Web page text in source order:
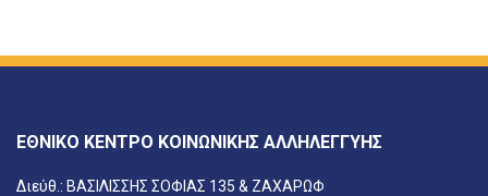
ΕΘΝΙΚΟ ΚΕΝΤΡΟ ΚΟΙΝΩΝΙΚΗΣ ΑΛΛΗΛΕΓΓΥΗΣ
Διεύθ.: ΒΑΣΙΛΙΣΣΗΣ ΣΟΦΙΑΣ 135 & ΖΑΧΑΡΩΦ